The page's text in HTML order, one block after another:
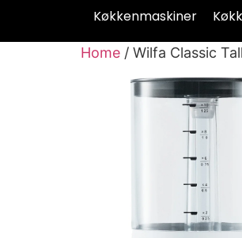
Køkkenmaskiner
Home / Wilfa Classic